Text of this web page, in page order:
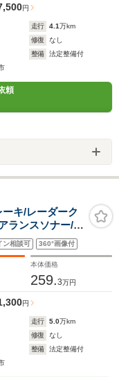
円
走行 4.1万km
修復
なし
整備
法定整備付
頼
キ/レーダーク
ランスソナー/先
ートホールド/ド
ン相談可 360°画像付
本体価格
259.3万円
円
走行 5.0万km
修復
なし
整備
法定整備付